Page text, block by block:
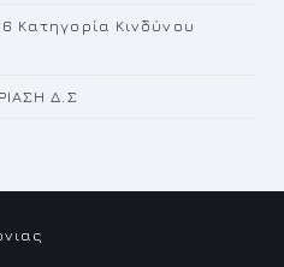
Κατηγορία Κινδύνου
Δ.Σ